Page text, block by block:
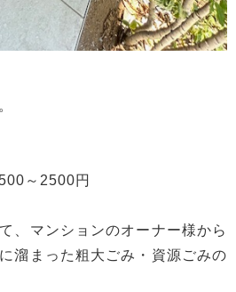
～2500円
、マンションのオーナー様から
溜まった粗大ごみ・資源ごみの